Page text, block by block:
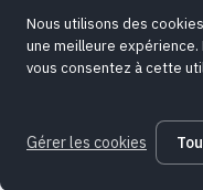
Nisrine A.
Nous utilisons des
une meilleure expérience.
vous consentez à cette
Gérer les cookies